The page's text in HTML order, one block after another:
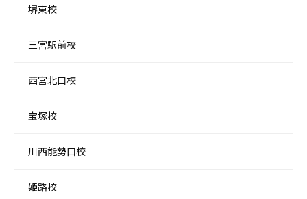
堺東校
三宮駅前校
西宮北口校
宝塚校
川西能勢口校
姫路校